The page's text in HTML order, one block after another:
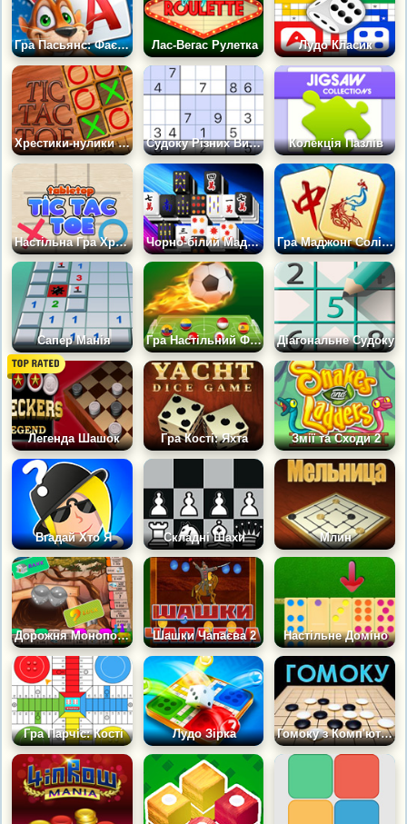
Гра Пасьянс: Фаєрвей Лас-Вегас Рулетка Лудо Класик
Хрестики-нулики на столі Судоку Різних Видів із підказками Колекція Пазлів
Настільна Гра Хрестики-Нолики Чорно-білий Маджонг 2 Гра Маджонг Солітер: Село
Сапер Манія Гра Настільний Футбол: Шапки Діагональне Судоку
Легенда Шашок Гра Кості: Яхта Змії та Сходи 2
Вгадай Хто Я Складні Шахи Млин
Дорожня Монополія Шашки Чапаєва 2 Настільне Доміно
Гра Парчіс: Кості Лудо Зірка Гомоку з Комп'ютером